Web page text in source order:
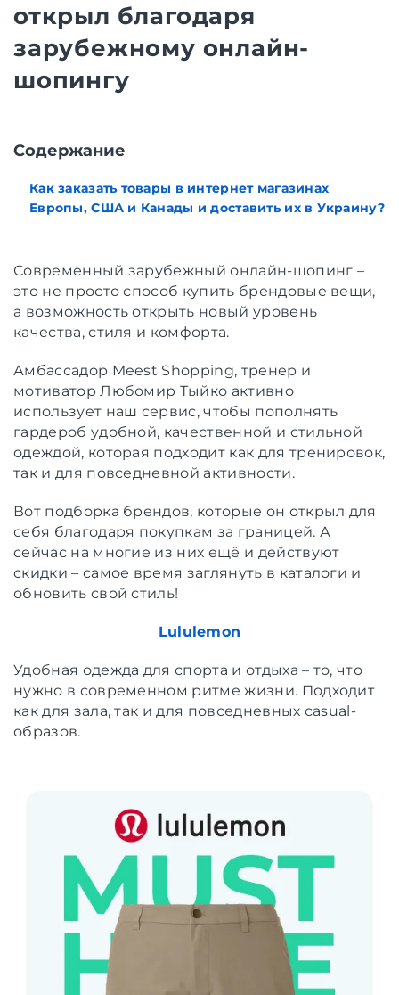
открыл благодаря
зарубежному онлайн-
шопингу
Содержание
Как заказать товары в интернет магазинах
Европы, США и Канады и доставить их в Украину?
Современный зарубежный онлайн-шопинг –
это не просто способ купить брендовые вещи,
а возможность открыть новый уровень
качества, стиля и комфорта.
Амбассадор Meest Shopping, тренер и
мотиватор Любомир Тыйко активно
использует наш сервис, чтобы пополнять
гардероб удобной, качественной и стильной
одеждой, которая подходит как для тренировок,
так и для повседневной активности.
Вот подборка брендов, которые он открыл для
себя благодаря покупкам за границей. А
сейчас на многие из них ещё и действуют
скидки – самое время заглянуть в каталоги и
обновить свой стиль!
Lululemon
Удобная одежда для спорта и отдыха – то, что
нужно в современном ритме жизни. Подходит
как для зала, так и для повседневных casual-
образов.